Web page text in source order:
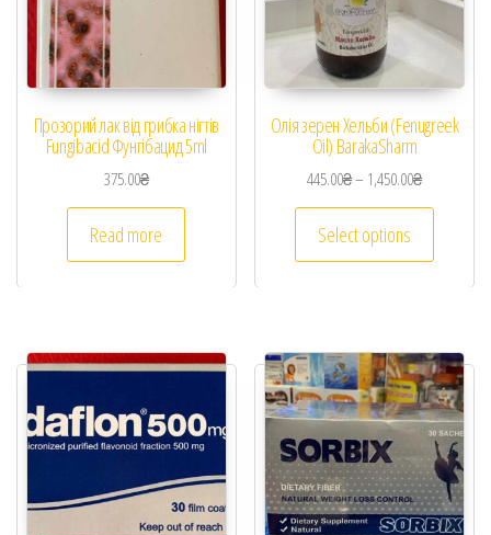
Прозорий лак від грибка нігтів
Fungibacid Фунгібацид 5ml
375.00₴
Read more
Олія зерен Хельби (Fenugreek
Oil) BarakaSharm
445.00₴– 1,450.00₴
Select options